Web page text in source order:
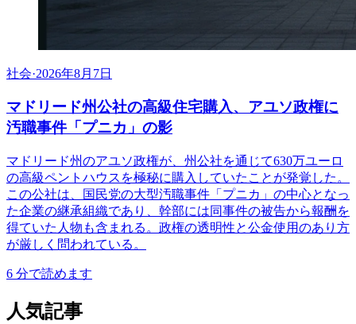
社会·2026年8月7日
マドリード州公社の高級住宅購入、アユソ政権に
汚職事件「プニカ」の影
マドリード州のアユソ政権が、州公社を通じて630万ユーロ
の高級ペントハウスを極秘に購入していたことが発覚した。
この公社は、国民党の大型汚職事件「プニカ」の中心となっ
た企業の継承組織であり、幹部には同事件の被告から報酬を
得ていた人物も含まれる。政権の透明性と公金使用のあり方
が厳しく問われている。
6 分で読めます
人気記事